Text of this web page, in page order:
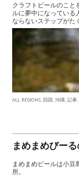
クラフトビールのこと
ルに夢中になっている
ならないステップがた
ALL REGIONS 四国 沖縄 記事
まめまめびー
まめまめビールは小
所。